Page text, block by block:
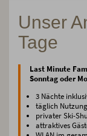
Unser
Tage
Last Minute
Sonntag oder
3 Nächte
täglich
privater Ski-
attraktives